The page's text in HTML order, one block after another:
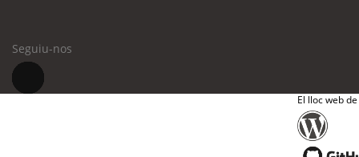
Seguiu-nos
El lloc web